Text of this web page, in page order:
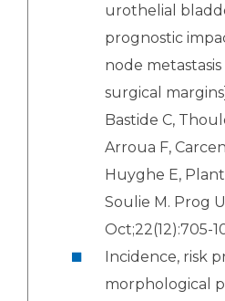
urothelial
prognostic
node
surgical
Bastide C,
Arroua F,
Huyghe E,
Soulie M. Prog
Oct;22(12):705-
Incidence, risk
morphological